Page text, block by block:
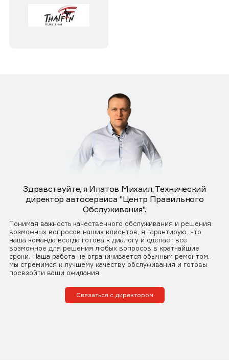
Здравствуйте, я Ипатов Михаил, Технический
директор автосервиса "Центр Правильного
Обслуживания".
Понимая важность качественного обслуживания и решения
возможных вопросов наших клиентов, я гарантирую, что
наша команда всегда готова к диалогу и сделает все
возможное для решения любых вопросов в кратчайшие
сроки. Наша работа не ограничивается обычным ремонтом,
мы стремимся к лучшему качеству обслуживания и готовы
превзойти ваши ожидания.
Связаться с директором